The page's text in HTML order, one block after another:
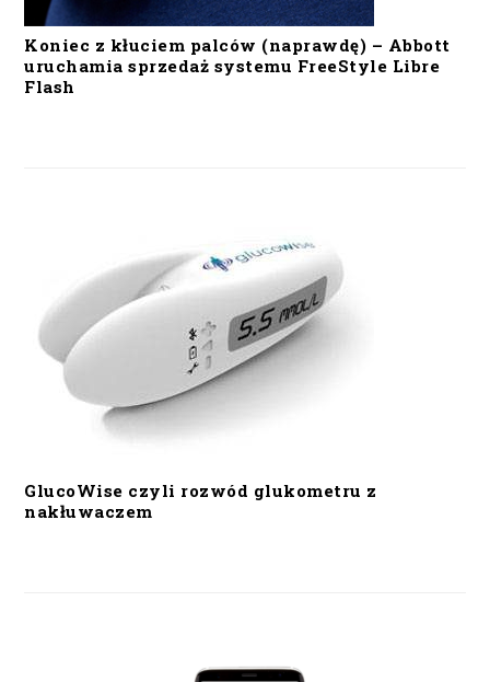
Koniec z kłuciem palców (naprawdę) – Abbott
uruchamia sprzedaż systemu FreeStyle Libre
Flash
GlucoWise czyli rozwód glukometru z
nakłuwaczem